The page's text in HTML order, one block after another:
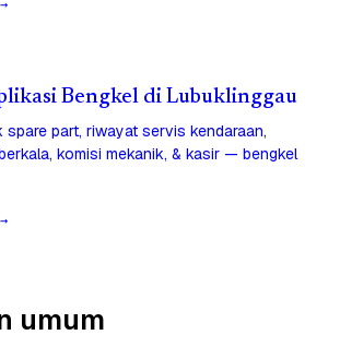
Bengkel di Lubuklinggau
part, riwayat servis kendaraan,
komisi mekanik, & kasir — bengkel
umum